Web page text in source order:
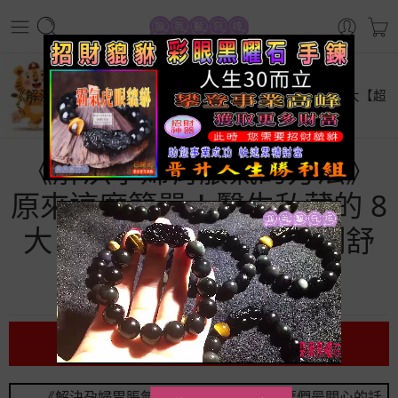
首頁
生活百科
《解決孕婦胃脹氣的方法》原來這麼簡單！醫生私藏的 8 大【超
強秘訣】讓你立刻舒緩！
《解決孕婦胃脹氣的方法》
原來這麼簡單！醫生私藏的 8
大【超強秘訣】讓你立刻舒
緩！
前言